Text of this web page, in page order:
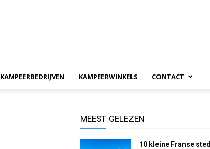
KAMPEERBEDRIJVEN KAMPEERWINKELS CONTACT
MEEST GELEZEN
10 kleine Franse